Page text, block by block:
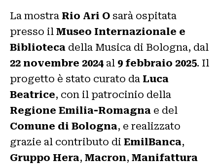
La mostra Rio Ari O sarà ospitata
presso il Museo Internazionale e
Biblioteca della Musica di Bologna, dal
22 novembre 2024 al 9 febbraio 2025. Il
progetto è stato curato da Luca
Beatrice, con il patrocinio della
Regione Emilia-Romagna e del
Comune di Bologna, e realizzato
grazie al contributo di EmilBanca,
Gruppo Hera, Macron, Manifattura